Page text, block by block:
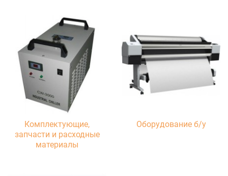
Комплектующие,
запчасти и расходные
материалы
Оборудование б/у